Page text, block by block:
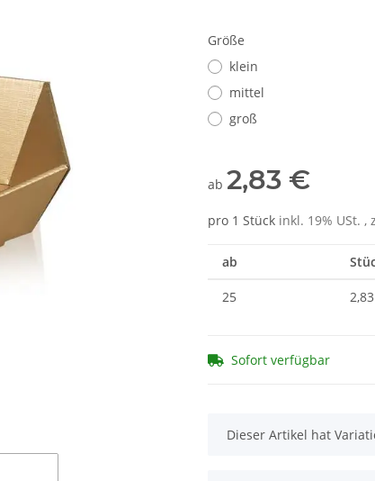
Größe
klein
mittel
groß
ab 2,83 €
pro 1 Stück inkl. 19% USt. ,
ab
25
Sofort verfügbar
x
Dieser Artikel hat